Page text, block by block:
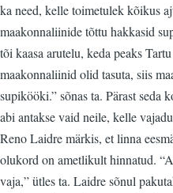
ka need, kelle toimetulek kõikus
maakonnaliinide tõttu hakkasid
tõi kaasa arutelu, keda peaks
maakonnaliinid olid tasuta, siis
supikööki.” sõnas ta. Pärast
abi antakse vaid neile, kelle
Reno Laidre märkis, et linna
olukord on ametlikult hinnatud.
vaja,” ütles ta. Laidre sõnul